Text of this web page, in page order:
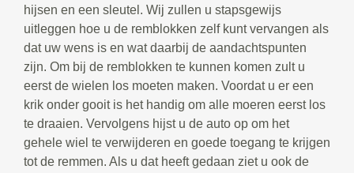
hijsen en een sleutel. Wij zullen u stapsgewijs
uitleggen hoe u de remblokken zelf kunt vervangen als
dat uw wens is en wat daarbij de aandachtspunten
zijn. Om bij de remblokken te kunnen komen zult u
eerst de wielen los moeten maken. Voordat u er een
krik onder gooit is het handig om alle moeren eerst los
te draaien. Vervolgens hijst u de auto op om het
gehele wiel te verwijderen en goede toegang te krijgen
tot de remmen. Als u dat heeft gedaan ziet u ook de